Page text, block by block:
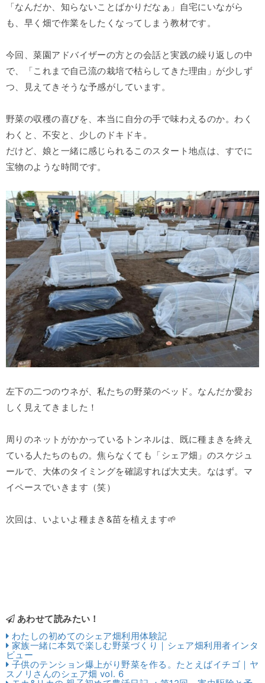
「なんだか、知らないことばかりだなぁ」自宅にいながら
も、早く畑で作業をしたくなってしまう教材です。
今回、菜園アドバイザーの方との会話と実践の繰り返しの中
で、「これまで自己流の栽培で枯らしてきた理由」が少しず
つ、見えてきそうな予感がしています。
野菜の収穫の喜びを、本当に自分の手で味わえるのか。わく
わくと、不安と、少しのドキドキ。
だけど、娘と一緒に感じられるこのスタート地点は、すでに
宝物のような時間です。
左下の二つのウネが、私たちの野菜のベッド。なんだか愛お
しく見えてきました！
周りのネットがかかっているトンネルは、既に種まきを終え
ている人たちのもの。焦らなくても「シェア畑」のスケジュ
ールで、大体のタイミングを確認すれば大丈夫。なはず。マ
イペースでいきます（笑）
次回は、いよいよ種まき&苗を植えます🌱
あわせて読みたい！
わたしの初めてのシェア畑利用体験記
家族一緒に本気で楽しむ野菜づくり｜シェア畑利用者インタ
ビュー
子供のテンション爆上がり野菜を作る。たとえばイチゴ｜ヤ
スノリさんのシェア畑 vol. 6